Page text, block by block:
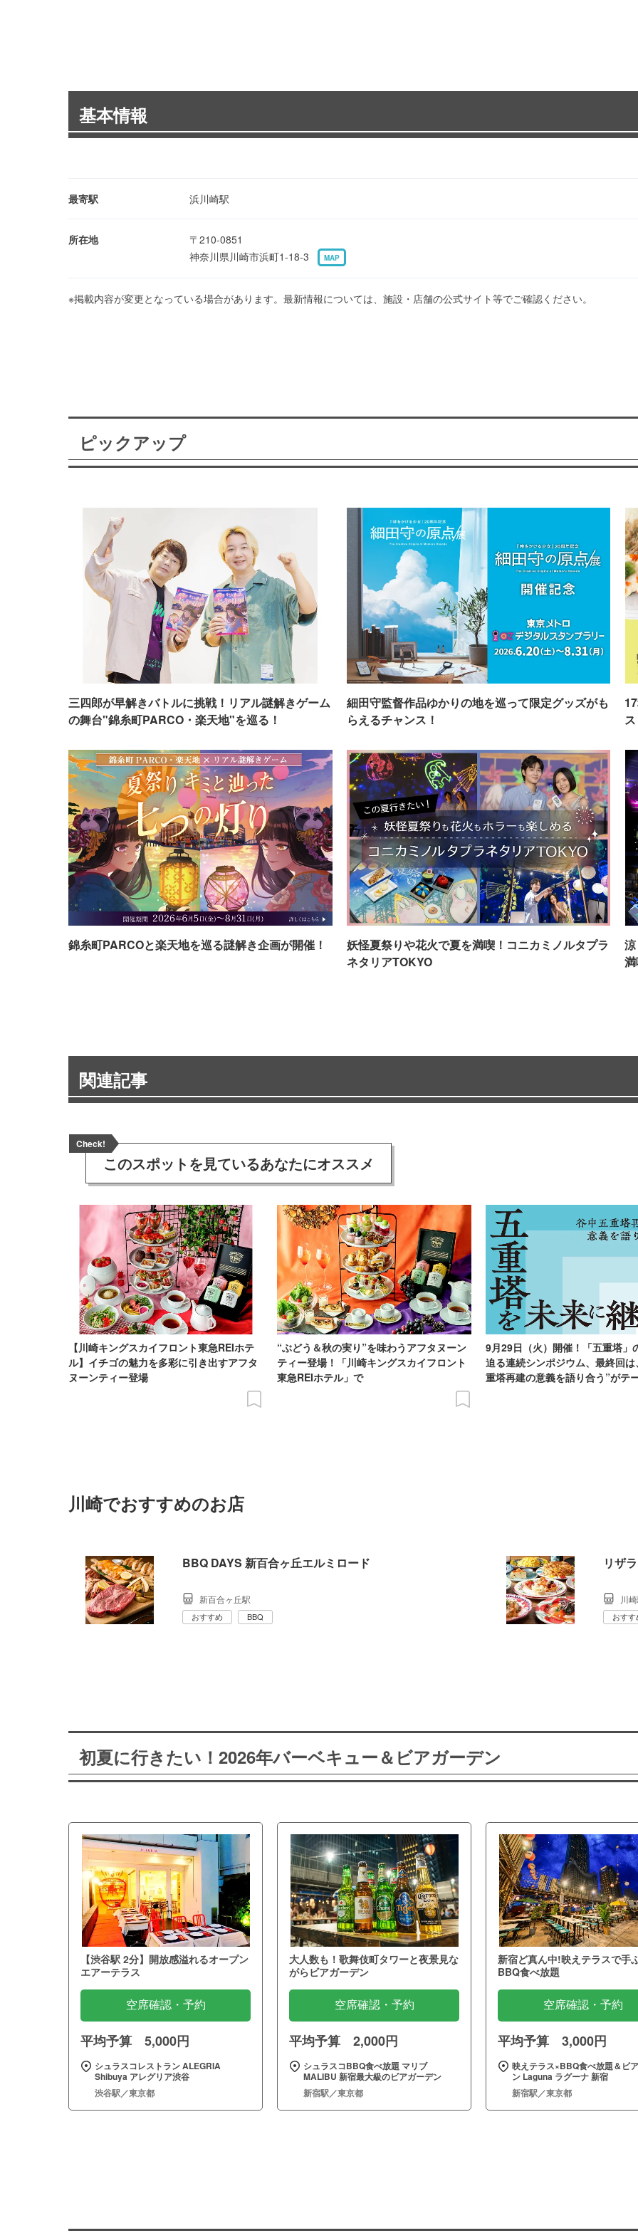
基本情報
最寄駅 浜川崎駅
所在地
〒210-0851
神奈川県川崎市浜町1-18-3
MAP
※掲載内容が変更となっている場合があります。最新情報については、施設・店舗の公式サイト等でご確認ください。
ピックアップ
三四郎が早解きバトルに挑戦！リアル謎解きゲーム
の舞台"錦糸町PARCO・楽天地"を巡る！
細田守監督作品ゆかりの地を巡って限定グッズがも
らえるチャンス！
錦糸町PARCOと楽天地を巡る謎解き企画が開催！
妖怪夏祭りや花火で夏を満喫！コニカミノルタプラ
ネタリアTOKYO
関連記事
Check!
このスポットを見ているあなたにオススメ
【川崎キングスカイフロント東急REIホテ
ル】イチゴの魅力を多彩に引き出すアフタ
ヌーンティー登場
“ぶどう＆秋の実り”を味わうアフタヌーン
ティー登場！「川崎キングスカイフロント
東急REIホテル」で
9月29日（火）開催！「五重塔」
迫る連続シンポジウム、最終回は
重塔再建の意義を語り合う”がテ
川崎でおすすめのお店
BBQ DAYS 新百合ヶ丘エルミロード
新百合ヶ丘駅
おすすめ BBQ
リザ
川
おすす
初夏に行きたい！2026年バーベキュー＆ビアガーデン
【渋谷駅 2分】開放感溢れるオープン
エアーテラス
空席確認・予約
平均予算 5,000円
シュラスコレストラン ALEGRIA
Shibuya アレグリア渋谷
渋谷駅／東京都
大人数も！歌舞伎町タワーと夜景見な
がらビアガーデン
空席確認・予約
平均予算 2,000円
シュラスコBBQ食べ放題 マリブ
MALIBU 新宿最大級のビアガーデン
新宿駅／東京都
新宿ど真ん中!映えテラスで手
BBQ食べ放題
空席確認・予約
平均予算 3,000円
映えテラス×BBQ食べ放題＆ビ
ン Laguna ラグーナ 新宿
新宿駅／東京都